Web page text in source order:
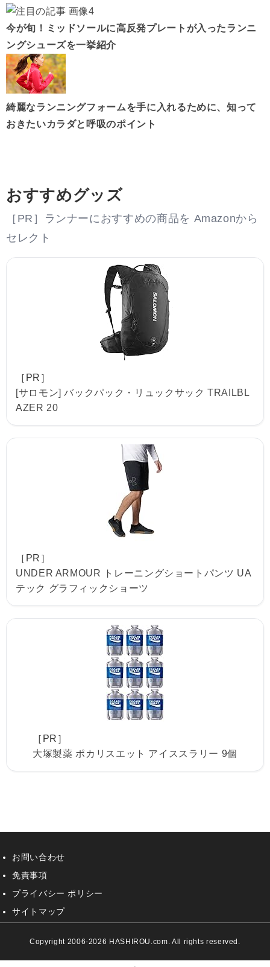
今が旬！ミッドソールに高反発プレートが入ったランニ
ングシューズを一挙紹介
綺麗なランニングフォームを手に入れるために、知って
おきたいカラダと呼吸のポイント
おすすめグッズ
［PR］ランナーにおすすめの商品を Amazonから
セレクト
［PR］
[サロモン] バックパック・リュックサック TRAILBL
AZER 20
［PR］
UNDER ARMOUR トレーニングショートパンツ UA
テック グラフィックショーツ
［PR］
大塚製薬 ポカリスエット アイススラリー 9個
お問い合わせ
免責事項
プライバシー ポリシー
サイトマップ
Copyright 2006-2026 HASHIROU.com. All rights reserved.